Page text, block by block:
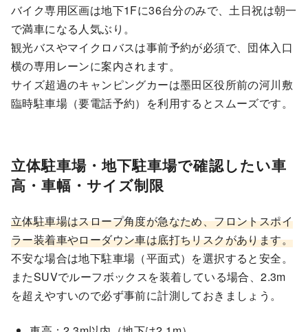
バイク専用区画は地下1Fに36台分のみで、土日祝は朝一
で満車になる人気ぶり。
観光バスやマイクロバスは事前予約が必須で、団体入口
横の専用レーンに案内されます。
サイズ超過のキャンピングカーは墨田区役所前の河川敷
臨時駐車場（要電話予約）を利用するとスムーズです。
立体駐車場・地下駐車場で確認したい車
高・車幅・サイズ制限
立体駐車場はスロープ角度が急なため、フロントスポイ
ラー装着車やローダウン車は底打ちリスクがあります。
不安な場合は地下駐車場（平面式）を選択すると安全。
またSUVでルーフボックスを装着している場合、2.3m
を超えやすいので必ず事前に計測しておきましょう。